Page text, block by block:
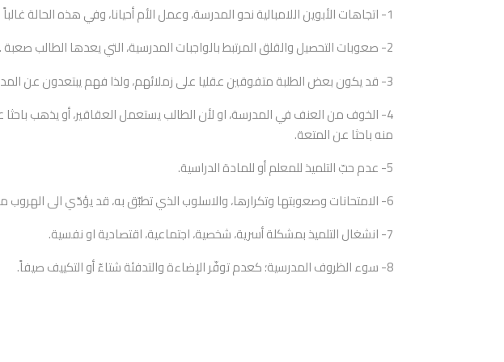
1- اتجاهات الأبوين اللامبالية نحو المدرسة، وعمل الأم أحيانا، وفي هذه الحالة غالباً ما يكون الطالب من أسر مفككة .
2- صعوبات التحصيل والقلق المرتبط بالواجبات المدرسية، التي يعدها الطالب صعبة .
3- قد يكون بعض الطلبة متفوقين عقليا على زملائهم، ولذا فهم يبتعدون عن المدرسة لأنهم يجدون الدروس مملّة وغير ممتعة.
4- الخوف من العنف في المدرسة، او لأن الطالب يستعمل العقاقير، أو يذهب باحثا
منه باحثا عن المتعة.
5- عدم حبّ التلميذ للمعلم أو للمادة الدراسية.
6- الامتحانات وصعوبتها وتكرارها، والاسلوب الذي تطبّق به، قد يؤدّي الى الهروب من المدرسة، والبحث عن مكان آخر.
7- انشغال التلميذ بمشكلة أسرية، شخصية، اجتماعية، اقتصادية او نفسية.
8- سوء الظروف المدرسية؛ كعدم توفّر الإضاءة والتدفئة شتاءّ أو التكييف صيفاً.